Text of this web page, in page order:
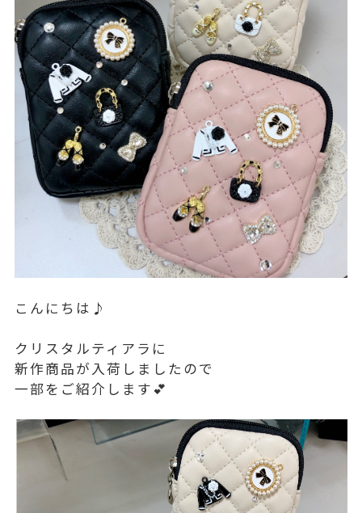
こんにちは♪
クリスタルティアラに
新作商品が入荷しましたので
一部をご紹介します💕